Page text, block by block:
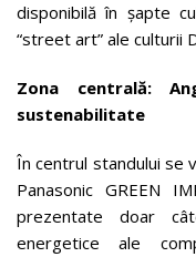
disponibilă în șapte
“street art” ale culturii
Zona centrală:
sustenabilitate
În centrul standului se
Panasonic GREEN
prezentate doar
energetice ale